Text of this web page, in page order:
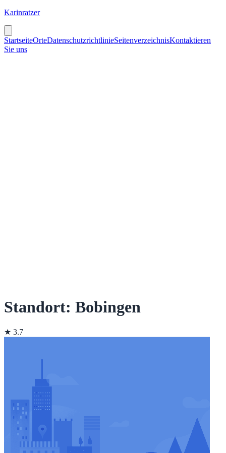
Karinratzer
StartseiteOrteDatenschutzrichtlinieSeitenverzeichnisKontaktieren
Sie uns
Standort: Bobingen
★ 3.7